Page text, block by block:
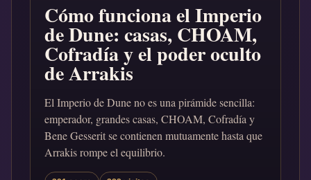
Cómo funciona el Imperio
de Dune: casas, CHOAM,
Cofradía y el poder oculto
de Arrakis
El Imperio de Dune no es una pirámide sencilla:
emperador, grandes casas, CHOAM, Cofradía y
Bene Gesserit se contienen mutuamente hasta que
Arrakis rompe el equilibrio.